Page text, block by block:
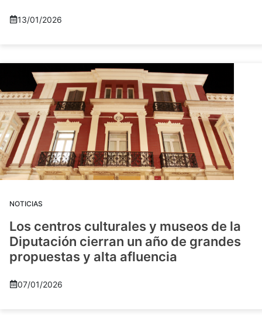
13/01/2026
NOTICIAS
Los centros culturales y museos de la
Diputación cierran un año de grandes
propuestas y alta afluencia
07/01/2026